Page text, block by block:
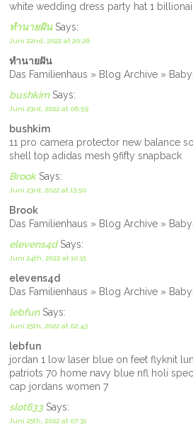
white wedding dress party hat 1
ทำนายฝันSays:
Juni 22nd, 2022 at 20:26
ทำนายฝัน
Das Familienhaus » Blog Archive »
bushkimSays:
Juni 23rd, 2022 at 06:59
bushkim
11 pro camera protector new balance
shell top adidas mesh 9fifty snapback
BrookSays:
Juni 23rd, 2022 at 13:50
Brook
Das Familienhaus » Blog Archive »
elevens4dSays:
Juni 24th, 2022 at 10:15
elevens4d
Das Familienhaus » Blog Archive »
lebfunSays:
Juni 25th, 2022 at 02:43
lebfun
jordan 1 low laser blue on feet flyknit
patriots 70 home navy blue nfl holi
cap jordans women 7
slot633Says:
Juni 25th, 2022 at 07:31